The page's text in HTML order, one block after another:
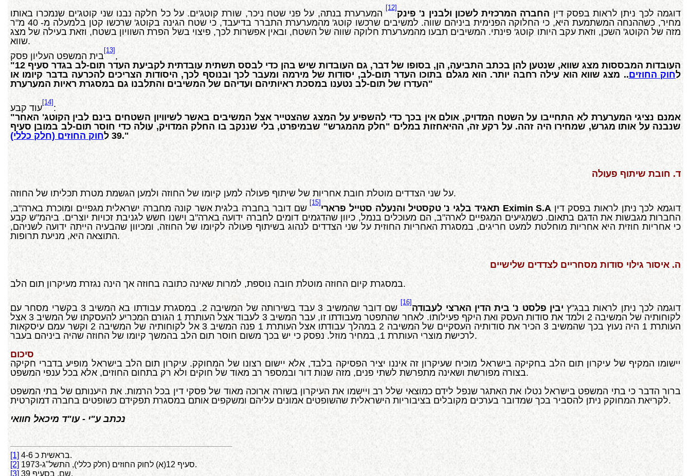
דוגמה לכך ניתן לראות בפסק דין החברה המרכזית לשכון ולבנין נ' פינק
[12]
המערערת בנתה, על פני שטח ניכר, שורת קוטג'ים. על כל חלקה נבנו שני קוטג'ים שנמכרו באותו
מחיר, כשההנחה המשתמעת היא, כי החלוקה הפנימית ביניהם שווה. למשיבים שרכשו קוטג' מהמערערת התברר בדיעבד, כי שטח הגינה בקוטג' שרכשו קטן בלמעלה מ- 40 מ"ר
מזה של הקוטג' השכן, וזאת עקב היותו קוטג' פינתי. המשיבים תבעו מהמערערת חלוקה שווה של השטח, ובאין אפשרות לכך, פיצוי בשל הפרת השוויון בשטח, וזאת בעילה של מצג
שווא.
בית המשפט העליון פסק
[13]
,
"העובדות המבססות מצג שווא, שנטען להן בכתב התביעה, הן, בסופו של דבר, גם העובדות שיש בהן כדי לבסס תשתית עובדתית לקביעת העדר תום-לב בגדר סעיף 12
לחוק החוזים.. מצג שווא הוא עילה רחבה יותר. הוא מגלם בתוכו העדר תום-לב, יסודות של מירמה ומעבר לכך ובנוסף לכך, היסודות הצריכים להכרעה בדבר קיומו או
העדרו של תום-לב נטענו במסכת ראיותיהם ועדיהם של המשיבים והתלבנו גם במסגרת ראיות המערערת"
עוד קבע
[14]
:
"אמנם נציגי המערערת לא התחייבו על השטח המדויק, אולם אין בכך כדי להשפיע על המצג שהצטייר אצל המשיבים באשר לשיוויון השטחים בינם לבין הקוטג' האחר
שנבנה על אותו מגרש, שמחירו היה זהה. על רקע זה, ההיאחזות במלים "חלק מהמגרש" שבמיפרט, בלי שננקב בו החלק המדויק, עולה כדי חוסר תום-לב במובן סעיף
39 ל
חוק החוזים (חלק כללי) ."
ד. חובת שיתוף פעולה
על שני הצדדים מוטלת חובת אחריות של שיתוף פעולה למען קיומו של החוזה ולמען הגשמת מטרת תכליתו של החוזה.
דוגמא לכך ניתן לראות בפסק דין Eximin S.A תאגיד בלגי נ' טקסטיל והנעלה סטייל פרארי
[15]
שם דובר בחברה בלגית אשר קונה מחברה ישראלית מגפיים ומוכרת בארה"ב,
החברות מגבשות את הדגם בתאום. כשמגיעים המגפיים לארה"ב, הם מעוכלים בנמל, כיוון שהדגמים דומים לחברה ידועה בארה"ב וישנו חשש לגניבת זכויות יוצרים. ביהמ"ש קבע
כי אחריות חוזית היא אחריות מוחלטת למעט חריגים, במסגרת האחריות החוזית על שני הצדדים לנהוג בשיתוף פעולה לקיומו של החוזה, ומכיוון שהבעיה הייתה ידועה לשניהם,
התוצאה היא, מניעת תרופות.
ה. איסור גילוי סודות מסחריים לצדדים שלישיים
במסגרת קיום החוזה מוטלת חובה נוספת, למרות שאינה כתובה בחוזה אך הינה נגזרת מעיקרון תום הלב.
דוגמה לכך ניתן לראות בבג"ץ יבין פלסט נ' בית הדין הארצי לעבודה
[16]
שם דובר שהמשיב 3 עבד בשירותה של המשיבה 2. במסגרת עבודתו בא המשיב 3 בקשרי מסחר עם
לקוחותיה של המשיבה 2 ולמד את סודות העסק ואת היקף פעילותו. לאחר שהתפטר מעבודתו זו, עבר המשיב 3 לעבוד אצל העותרת 1 הגורם המכריע להעסקתו של המשיב 3 אצל
העותרת 1 היה נעוץ בכך שהמשיב 3 הכיר את סודותיה העסקיים של המשיבה 2 במהלך עבודתו אצל העותרת 1 פנה המשיב 3 אל לקוחותיה של המשיבה 2 וקשר עמם עיסקאות
לרכישת מוצרי העותרת 1, במחיר מוזל. נפסק כי יש בכך משום חוסר תום הלב בהמשך קיומו של החוזה שהיה ביניהם בעבר.
סיכום
יישומו המקיף של עיקרון תום הלב בחקיקה בישראל מוכיח שעיקרון זה איננו יציר הפסיקה בלבד, אלא יישום רצונו של המחוקק. עיקרון תום הלב בישראל מופיע בדברי חקיקה
בצורה מפורשת ושאינה מתפרשת לשתי פנים, מזה שנות דור ובמספר רב מאוד של חוקים ולא רק בתחום החוזים, אלא בכל ענפי המשפט.
ברור הדבר כי בתי המשפט בישראל נטלו את האתגר שנפל לידם כמוצאי שלל רב ויישמו את העיקרון בשורה ארוכה מאוד של פסקי דין בכל הרמות. את היענותם של בתי המשפט
לקריאת המחוקק ניתן להסביר בכך שמדובר בערכים מקובלים בציבוריות הישראלית שהשופטים אמונים עליהם ומשקפים אותם במסגרת תפקידם כשופטים בחברה דמוקרטית.
נכתב ע"י - עו"ד מיכאל חוואי
[1]
בראשית כ 4-6.
[2]
סעיף 12(א) לחוק החוזים (חלק כללי), התשל"ג-1973.
[3]
שם, בסעיף 39.